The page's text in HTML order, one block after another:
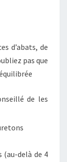
d’abats, de
pas que
de les
(au-delà de 4